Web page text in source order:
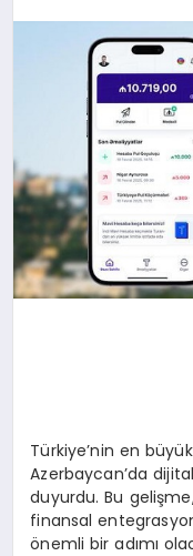
Türkiye’nin en
Azerbaycan’da
duyurdu. Bu
finansal
önemli bir adımı